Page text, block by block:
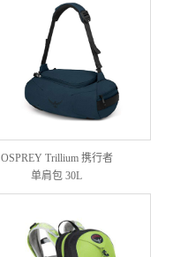
OSPREY Trillium 携行者
单肩包 30L